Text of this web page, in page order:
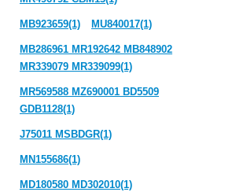
MB923659(1) MU840017(1)
MB286961 MR192642 MB848902
MR339079 MR339099(1)
MR569588 MZ690001 BD5509
GDB1128(1)
J75011 MSBDGR(1)
MN155686(1)
MD180580 MD302010(1)